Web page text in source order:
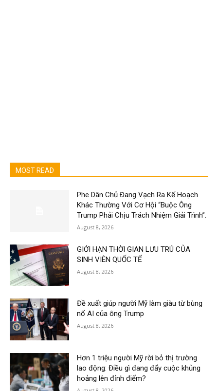
MOST READ
Phe Dân Chủ Đang Vạch Ra Kế Hoạch
Khác Thường Với Cơ Hội “Buộc Ông
Trump Phải Chịu Trách Nhiệm Giải Trình”.
August 8, 2026
GIỚI HẠN THỜI GIAN LƯU TRÚ CỦA
SINH VIÊN QUỐC TẾ
August 8, 2026
Đề xuất giúp người Mỹ làm giàu từ bùng
nổ AI của ông Trump
August 8, 2026
Hơn 1 triệu người Mỹ rời bỏ thị trường
lao động: Điều gì đang đẩy cuộc khủng
hoảng lên đỉnh điểm?